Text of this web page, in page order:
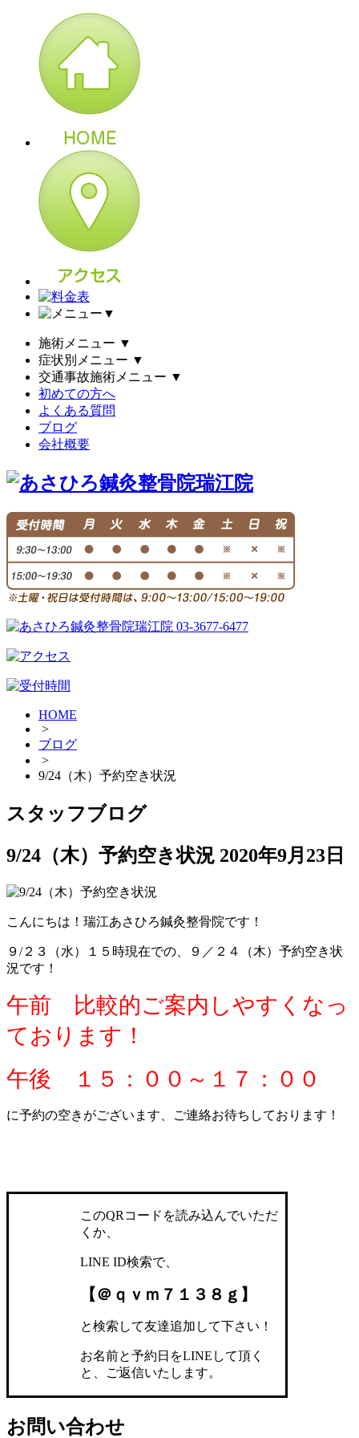
▼
施術メニュー ▼
症状別メニュー ▼
交通事故施術メニュー ▼
初めての方へ
よくある質問
ブログ
会社概要
HOME
>
ブログ
>
9/24（木）予約空き状況
スタッフブログ
9/24（木）予約空き状況 2020年9月23日
こんにちは！瑞江あさひろ鍼灸整骨院です！
９/２３（水）１５時現在での、９／２４（木）予約空き状
況です！
午前 比較的ご案内しやすくなっ
ております！
午後 １５：００～１７：００
に予約の空きがございます、ご連絡お待ちしております！
このQRコードを読み込んでいただ
くか、
LINE ID検索で、
【＠ｑｖｍ７１３８ｇ】
と検索して友達追加して下さい！
お名前と予約日をLINEして頂く
と、ご返信いたします。
お問い合わせ